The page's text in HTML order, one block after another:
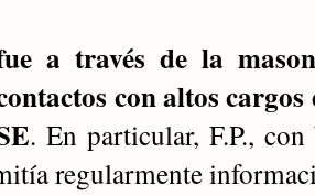
a través de la
con altos
. En particular, F.P.,
regularmente